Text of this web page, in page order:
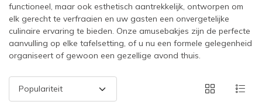
functioneel, maar ook esthetisch aantrekkelijk, ontworpen om
elk gerecht te verfraaien en uw gasten een onvergetelijke
culinaire ervaring te bieden. Onze amusebakjes zijn de perfecte
aanvulling op elke tafelsetting, of u nu een formele gelegenheid
organiseert of gewoon een gezellige avond thuis.